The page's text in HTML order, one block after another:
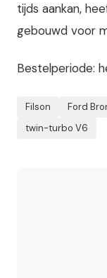
tijds aankan,
gebouwd voor
Bestelperiode:
Filson Ford
twin-turbo V6